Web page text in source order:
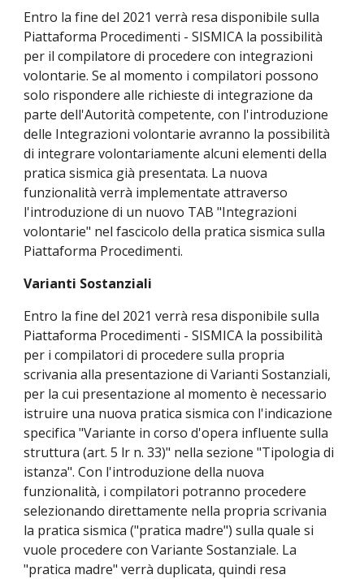
Entro la fine del 2021 verrà resa disponibile sulla
Piattaforma Procedimenti - SISMICA la possibilità
per il compilatore di procedere con integrazioni
volontarie. Se al momento i compilatori possono
solo rispondere alle richieste di integrazione da
parte dell'Autorità competente, con l'introduzione
delle Integrazioni volontarie avranno la possibilità
di integrare volontariamente alcuni elementi della
pratica sismica già presentata. La nuova
funzionalità verrà implementate attraverso
l'introduzione di un nuovo TAB "Integrazioni
volontarie" nel fascicolo della pratica sismica sulla
Piattaforma Procedimenti.
Varianti Sostanziali
Entro la fine del 2021 verrà resa disponibile sulla
Piattaforma Procedimenti - SISMICA la possibilità
per i compilatori di procedere sulla propria
scrivania alla presentazione di Varianti Sostanziali,
per la cui presentazione al momento è necessario
istruire una nuova pratica sismica con l'indicazione
specifica "Variante in corso d'opera influente sulla
struttura (art. 5 lr n. 33)" nella sezione "Tipologia di
istanza". Con l'introduzione della nuova
funzionalità, i compilatori potranno procedere
selezionando direttamente nella propria scrivania
la pratica sismica ("pratica madre") sulla quale si
vuole procedere con Variante Sostanziale. La
"pratica madre" verrà duplicata, quindi resa